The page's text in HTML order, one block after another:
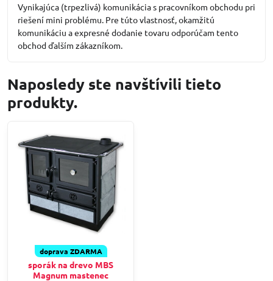
5
Vynikajúca (trpezlivá) komunikácia s pracovníkom obchodu pri
riešení mini problému. Pre túto vlastnosť, okamžitú
komunikáciu a expresné dodanie tovaru odporúčam tento
obchod ďalším zákazníkom.
Naposledy ste navštívili tieto
produkty.
doprava ZDARMA
sporák na drevo MBS
Magnum mastenec